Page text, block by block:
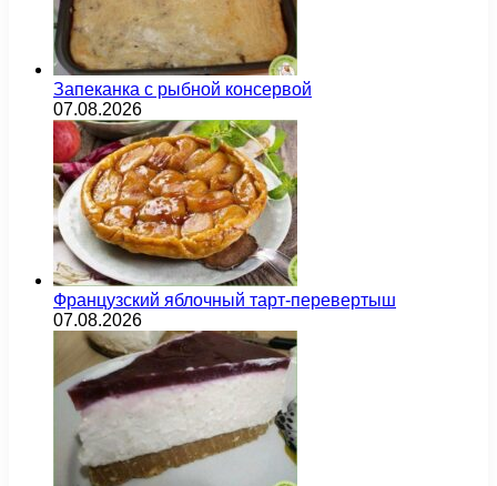
Запеканка с рыбной консервой
07.08.2026
Французский яблочный тарт-перевертыш
07.08.2026